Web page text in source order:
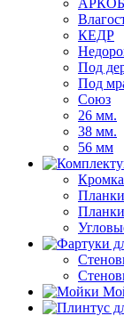
КЕДР
Под
Под
Союз
26 мм.
38 мм.
56 мм